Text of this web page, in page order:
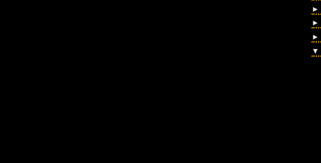
►
►
►
▼